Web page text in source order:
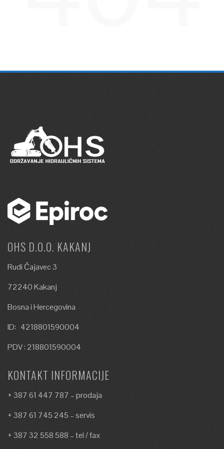
OHS D.O.O. KAKANJ
Rudi Čajavec 3
72240 Kakanj
Bosna i Hercegovina
ID: 4218801590004
PDV : 218801590004
KONTAKT INFORMACIJE
+ 387 61 447 787 – prodaja
+ 387 61 745 245 – servis
+ 387 32 558 588 – tel / fax